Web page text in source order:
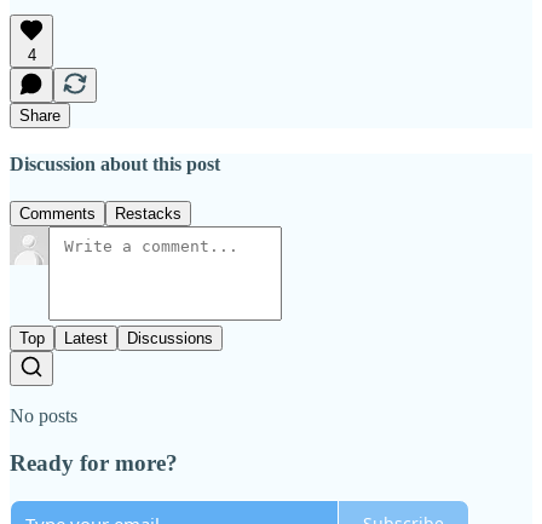
4
Share
Discussion about this post
Comments Restacks
Top Latest Discussions
No posts
Ready for more?